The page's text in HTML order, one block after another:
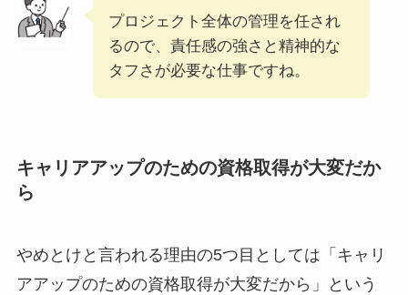
プロジェクト全体の管理を任され
るので、責任感の強さと精神的な
タフさが必要な仕事ですね。
キャリアアップのための資格取得が大変だか
ら
やめとけと言われる理由の5つ目としては「キャリ
アアップのための資格取得が大変だから」という